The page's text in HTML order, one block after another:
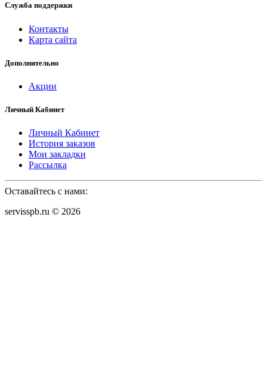
Служба поддержки
Контакты
Карта сайта
Дополнительно
Акции
Личный Кабинет
Личный Кабинет
История заказов
Мои закладки
Рассылка
Оставайтесь с нами:
servisspb.ru © 2026